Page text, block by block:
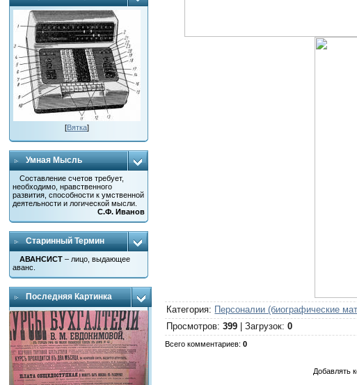
[Вятка]
Умная Мысль
Составление счетов требует,
необходимо, нравственного
развития, способности к умственной
деятельности и логической мысли.
С.Ф. Иванов
Старинный Термин
АВАНСИСТ – лицо, выдающее
аванс.
Последняя Картинка
Категория: Персоналии (биографические
Просмотров:399 |Загрузок:0
Всего комментариев:0
Добавлять